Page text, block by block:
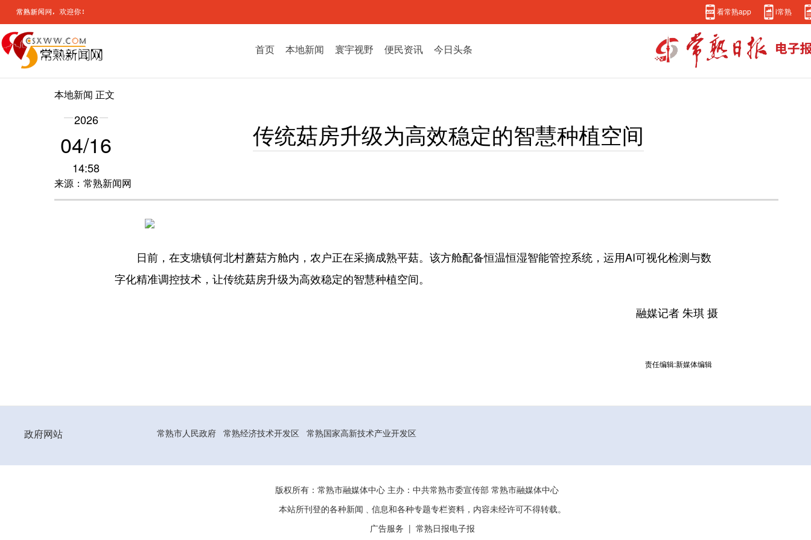
看常熟app i常熟
首页 本地新闻 寰宇视野 便民资讯 今日头条
本地新闻 正文
2026
04/16
14:58
来源：常熟新闻网
传统菇房升级为高效稳定的智慧种植空间
日前，在支塘镇何北村蘑菇方舱内，农户正在采摘成熟平菇。该方舱配备恒温恒湿智能管控系统，运用AI可视化检测与数
字化精准调控技术，让传统菇房升级为高效稳定的智慧种植空间。
融媒记者 朱琪 摄
责任编辑:新媒体编辑
政府网站 常熟市人民政府 常熟经济技术开发区 常熟国家高新技术产业开发区
版权所有：常熟市融媒体中心 主办：中共常熟市委宣传部 常熟市融媒体中心
本站所刊登的各种新闻﹑信息和各种专题专栏资料，内容未经许可不得转载。
广告服务 常熟日报电子报